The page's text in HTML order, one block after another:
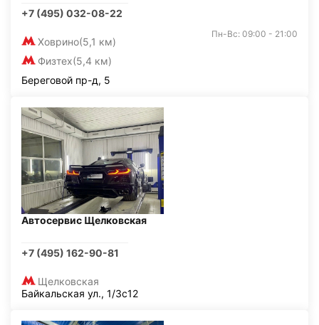
+7 (495) 032-08-22
Ховрино(5,1 км)
Физтех(5,4 км)
Пн-Вс: 09:00 - 21:00
Береговой пр-д, 5
Автосервис Щелковская
+7 (495) 162-90-81
Щелковская
Байкальская ул., 1/3с12